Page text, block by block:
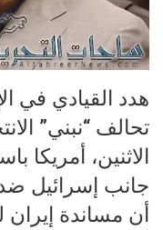
هدد القيادي في
تحالف “نبني”
الاثنين، أمريكا
جانب إسرائيل ضد
أن مساندة